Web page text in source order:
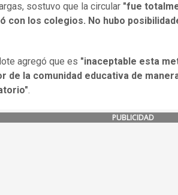
sostuvo que la circular "fue
con los colegios. No hubo
agregó que es "inaceptable esta
de la comunidad educativa de
.
PUBLICIDAD